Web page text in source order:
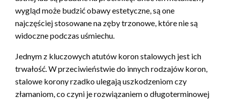
wygląd może budzić obawy estetyczne, są one
najczęściej stosowane na zęby trzonowe, które nie są
widoczne podczas uśmiechu.
Jednym z kluczowych atutów koron stalowych jest ich
trwałość. W przeciwieństwie do innych rodzajów koron,
stalowe korony rzadko ulegają uszkodzeniom czy
złamaniom, co czyni je rozwiązaniem o długoterminowej